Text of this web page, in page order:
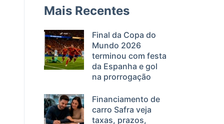
Mais Recentes
Final da Copa do
Mundo 2026
terminou com festa
da Espanha e gol
na prorrogação
Financiamento de
carro Safra veja
taxas, prazos,